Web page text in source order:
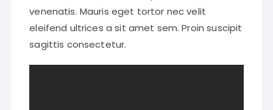
venenatis. Mauris eget tortor nec velit
eleifend ultrices a sit amet sem. Proin suscipit
sagittis consectetur.